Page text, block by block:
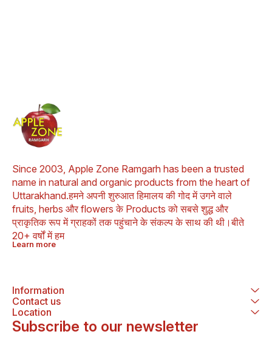
Since 2003, Apple Zone Ramgarh has been a trusted
name in natural and organic products from the heart of
Uttarakhand.हमने अपनी शुरुआत हिमालय की गोद में उगने वाले
fruits, herbs और flowers के Products को सबसे शुद्ध और
प्राकृतिक रूप में ग्राहकों तक पहुंचाने के संकल्प के साथ की थी।बीते
20+ वर्षों में हम
Learn more
Information
Contact us
Location
Subscribe to our newsletter